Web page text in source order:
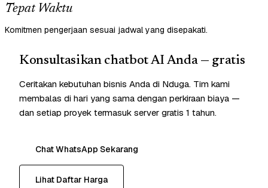
Tepat Waktu
Komitmen pengerjaan sesuai jadwal yang disepakati.
Konsultasikan chatbot AI Anda — gratis
Ceritakan kebutuhan bisnis Anda di Nduga. Tim kami
membalas di hari yang sama dengan perkiraan biaya —
dan setiap proyek termasuk server gratis 1 tahun.
Chat WhatsApp Sekarang
Lihat Daftar Harga